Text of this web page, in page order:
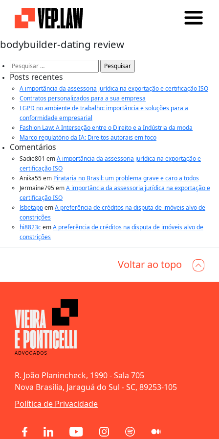
bodybuilder-dating review
Pesquisar
por:
Posts recentes
A importância da assessoria jurídica na exportação e certificação ISO
Contratos personalizados para a sua empresa
LGPD no ambiente de trabalho: importância e soluções para a
conformidade empresarial
Fashion Law: A Interseção entre o Direito e a Indústria da moda
Marco regulatório da IA: Direitos autorais em foco
Comentários
Sadie801 emA importância da assessoria jurídica na exportação e
certificação ISO
Anika55em Pirataria no Brasil: um problema grave e caro a todos
Jermaine795emA importância da assessoria jurídica na exportação e
certificação ISO
lsbetappemA preferência de créditos na disputa de imóveis alvo de
constrições
hi8823cemA preferência de créditos na disputa de imóveis alvo de
constrições
Voltar ao topo
R. João Planincheck, 1990 - Sala 705
Nova Brasília, Jaraguá do Sul - SC, 89253-105
Política de Privacidade